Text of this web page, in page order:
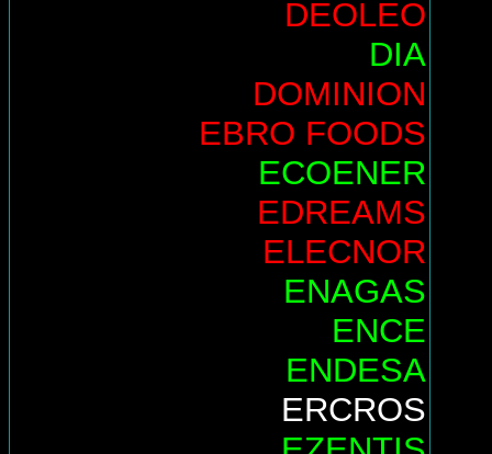
DEOLEO
DIA
DOMINION
EBRO FOODS
ECOENER
EDREAMS
ELECNOR
ENAGAS
ENCE
ENDESA
ERCROS